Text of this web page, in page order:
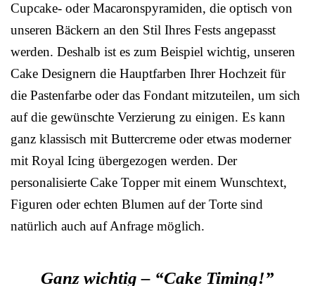
Cupcake- oder Macaronspyramiden, die optisch von
unseren Bäckern an den Stil Ihres Fests angepasst
werden. Deshalb ist es zum Beispiel wichtig, unseren
Cake Designern die Hauptfarben Ihrer Hochzeit für
die Pastenfarbe oder das Fondant mitzuteilen, um sich
auf die gewünschte Verzierung zu einigen. Es kann
ganz klassisch mit Buttercreme oder etwas moderner
mit Royal Icing übergezogen werden. Der
personalisierte Cake Topper mit einem Wunschtext,
Figuren oder echten Blumen auf der Torte sind
natürlich auch auf Anfrage möglich.
Ganz wichtig – “Cake Timing!”